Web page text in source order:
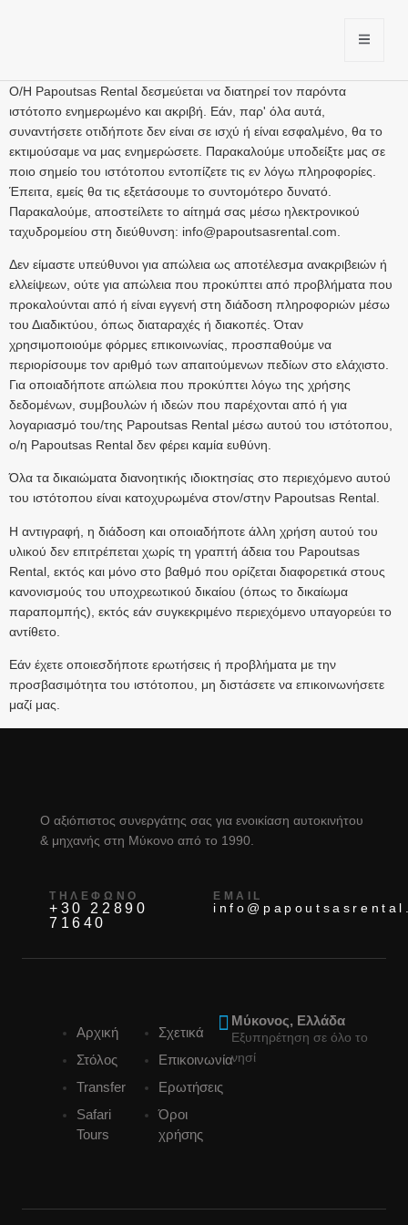
Ο/Η Papoutsas Rental δεσμεύεται να διατηρεί τον παρόντα
ιστότοπο ενημερωμένο και ακριβή. Εάν, παρ' όλα αυτά,
συναντήσετε οτιδήποτε δεν είναι σε ισχύ ή είναι εσφαλμένο, θα το
εκτιμούσαμε να μας ενημερώσετε. Παρακαλούμε υποδείξτε μας σε
ποιο σημείο του ιστότοπου εντοπίζετε τις εν λόγω πληροφορίες.
Έπειτα, εμείς θα τις εξετάσουμε το συντομότερο δυνατό.
Παρακαλούμε, αποστείλετε το αίτημά σας μέσω ηλεκτρονικού
ταχυδρομείου στη διεύθυνση: info@papoutsasrental.com
Δεν είμαστε υπεύθυνοι για απώλεια ως αποτέλεσμα ανακριβειών ή
ελλείψεων, ούτε για απώλεια που προκύπτει από προβλήματα που
προκαλούνται από ή είναι εγγενή στη διάδοση πληροφοριών μέσω
του Διαδικτύου, όπως διαταραχές ή διακοπές. Όταν
χρησιμοποιούμε φόρμες επικοινωνίας, προσπαθούμε να
περιορίσουμε τον αριθμό των απαιτούμενων πεδίων στο ελάχιστο.
Για οποιαδήποτε απώλεια που προκύπτει λόγω της χρήσης
δεδομένων, συμβουλών ή ιδεών που παρέχονται από ή για
λογαριασμό του/της Papoutsas Rental μέσω αυτού του ιστότοπου,
ο/η Papoutsas Rental δεν φέρει καμία ευθύνη.
Όλα τα δικαιώματα διανοητικής ιδιοκτησίας στο περιεχόμενο αυτού
του ιστότοπου είναι κατοχυρωμένα στον/στην Papoutsas Rental.
Η αντιγραφή, η διάδοση και οποιαδήποτε άλλη χρήση αυτού του
υλικού δεν επιτρέπεται χωρίς τη γραπτή άδεια του Papoutsas
Rental, εκτός και μόνο στο βαθμό που ορίζεται διαφορετικά στους
κανονισμούς του υποχρεωτικού δικαίου (όπως το δικαίωμα
παραπομπής), εκτός εάν συγκεκριμένο περιεχόμενο υπαγορεύει το
αντίθετο.
Εάν έχετε οποιεσδήποτε ερωτήσεις ή προβλήματα με την
προσβασιμότητα του ιστότοπου, μη διστάσετε να επικοινωνήσετε
μαζί μας.
Ο αξιόπιστος συνεργάτης σας για ενοικίαση αυτοκινήτου
& μηχανής στη Μύκονο από το 1990.
ΤΗΛΈΦΩΝΟ
+30 22890
71640
EMAIL
Αρχική
Στόλος
Transfer
Safari
Tours
Σχετικά
Επικοινωνία
Ερωτήσεις
Όροι
χρήσης
Μύκονος, Ελλάδα
Εξυπηρέτηση σε όλο το
νησί